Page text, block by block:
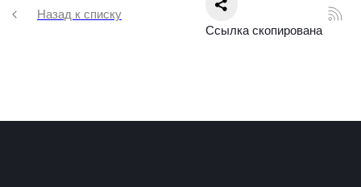
Назад к списку
Cсылка скопирована